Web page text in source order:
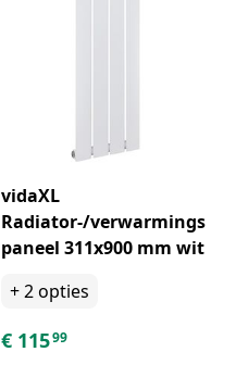
vidaXL
Radiator-/verwarmings
paneel 311x900 mm wit
+2opties
€ 11599